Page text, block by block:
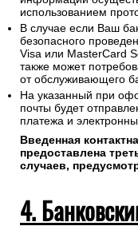
использованием
В случае если Ваш
безопасного
Visa или MasterCard
также может
от обслуживающего
На указанный при
почты будет
платежа и
Введенная
предоставлена
случаев,
4.